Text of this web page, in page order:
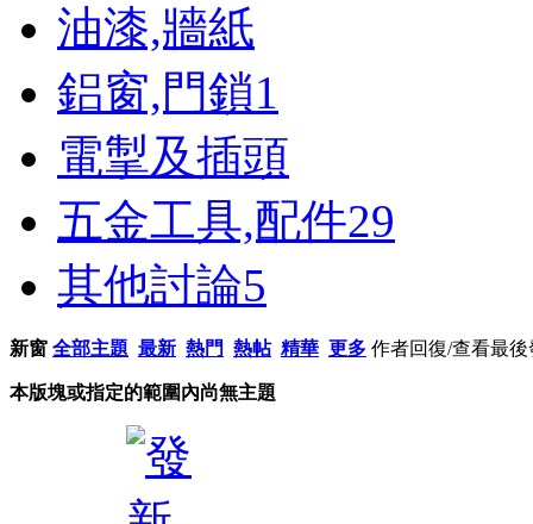
油漆,牆紙
鋁窗,門鎖1
電掣及插頭
五金工具,配件29
其他討論5
新窗 全部主題 最新 熱門 熱帖 精華 更多 作者回復/查看最後
本版塊或指定的範圍內尚無主題